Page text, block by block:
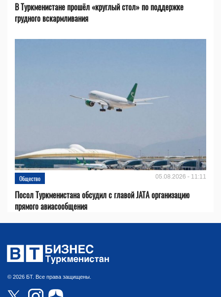
В Туркменистане прошёл «круглый стол» по поддержке
грудного вскармливания
Общество 05.08.2026 - 11:11
Посол Туркменистана обсудил с главой JATA организацию
прямого авиасообщения
© 2026 БТ. Все права защищены.